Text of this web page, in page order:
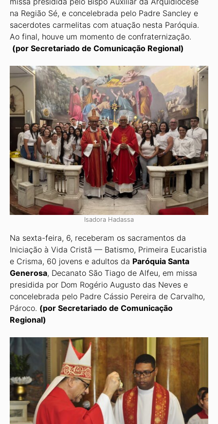
na Região Sé, e concelebrada pelo Padre Sancley e
sacerdotes carmelitas com atuação nesta Paróquia.
Ao final, houve um momento de confraternização.
(por Secretariado de Comunicação Regional)
Isadora Hadassa
Na sexta-feira, 6, receberam os sacramentos da
Iniciação à Vida Cristã — Batismo, Primei­ra Eucaristia
e Crisma, 60 jovens e adultos da Paróquia Santa
Generosa, Decanato São Tiago de Alfeu, em missa
presidida por Dom Rogério Augusto das Neves e
concelebrada pelo Padre Cássio Pereira de Carvalho,
Pároco. (por Secretariado de Comunicação
Regional)